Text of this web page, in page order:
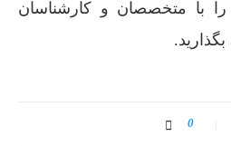
با متخصصان و کارشناسان
0